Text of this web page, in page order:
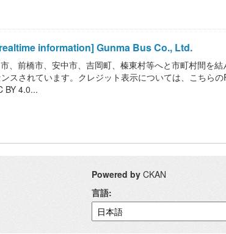
information] Gunma Bus Co., Ltd.
、前橋市、安中市、吉岡町、榛東村等へと市町村間を結
スされています。クレジット表示については、こちらの
BY 4.0...
Powered by CKAN
言語